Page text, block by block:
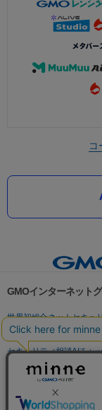
コ
GMOインターネット
世界初総合ネットセキュ
パスワード漏洩診断
セキュリティ相談AIチャ
実在証明・盗聴対策
サイバー攻撃対策（GMO